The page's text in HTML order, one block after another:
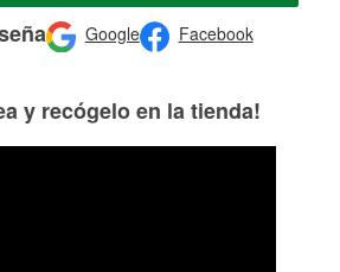
Google Facebook
y recógelo en la tienda!